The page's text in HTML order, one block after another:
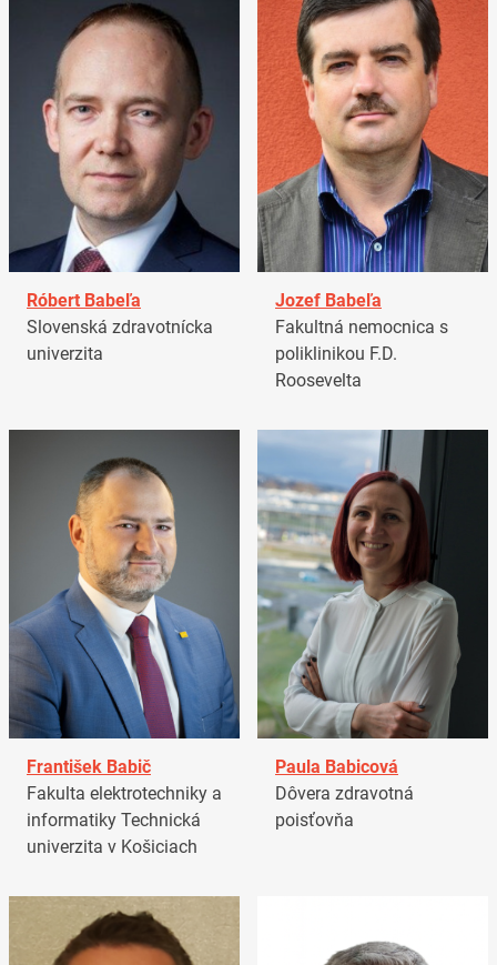
Róbert Babeľa
Slovenská zdravotnícka
univerzita
Jozef Babeľa
Fakultná nemocnica s
poliklinikou F.D.
Roosevelta
František Babič
Fakulta elektrotechniky a
informatiky Technická
univerzita v Košiciach
Paula Babicová
Dôvera zdravotná
poisťovňa